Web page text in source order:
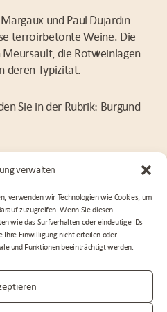
verwalten
verwenden wir Technologien wie Cookies, um
zuzugreifen. Wenn Sie diesen
wie das Surfverhalten oder eindeutige IDs
Ihre Einwilligung nicht erteilen oder
und Funktionen beeinträchtigt werden.
und Paul Dujardin
terroirbetonte Weine. Die
die Rotweinlagen
deren Typizität.
Sie in der Rubrik: Burgund
AGB